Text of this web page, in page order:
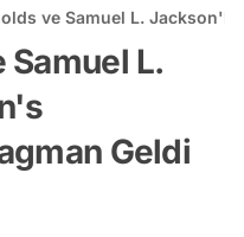
ve Samuel L.
Samuel L.
Geldi